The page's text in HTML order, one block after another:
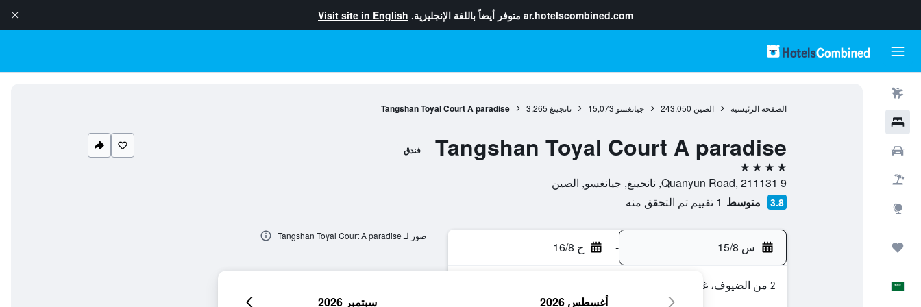
ar.hotelscombined.com متوفر أيضاً باللغة الإنجليزية. Visit site in English
الصفحة الرئيسية الصين 243,050 جيانغسو 15,073 نانجينغ 3,265
Tangshan Toyal Court A paradise
Tangshan Toyal Court A paradise فندق
4 نجوم
9 Quanyun Road, 211131, نانجينغ, جيانغسو, الصين
3.8 متوسط 1 تقييم تم التحقق منه
س 15/8 - ح 16/8
2 من الضيوف، غرفة واحدة
صور لـ Tangshan Toyal Court A paradise
أغسطس 2026 سبتمبر 2026